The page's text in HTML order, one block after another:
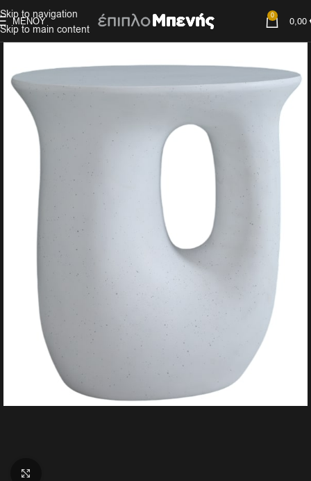
Skip to navigation
Skip to main content
ΜΕΝΟΎ 0 0,00